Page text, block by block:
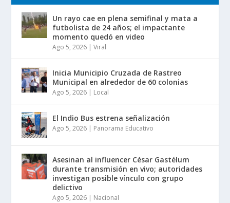
Un rayo cae en plena semifinal y mata a
futbolista de 24 años; el impactante
momento quedó en video
Ago 5, 2026 |Viral
Inicia Municipio Cruzada de Rastreo
Municipal en alrededor de 60 colonias
Ago 5, 2026 | Local
El Indio Bus estrena señalización
Ago 5, 2026 | Panorama Educativo
Asesinan al influencer César Gastélum
durante transmisión en vivo; autoridades
investigan posible vínculo con grupo
delictivo
Ago 5, 2026 | Nacional